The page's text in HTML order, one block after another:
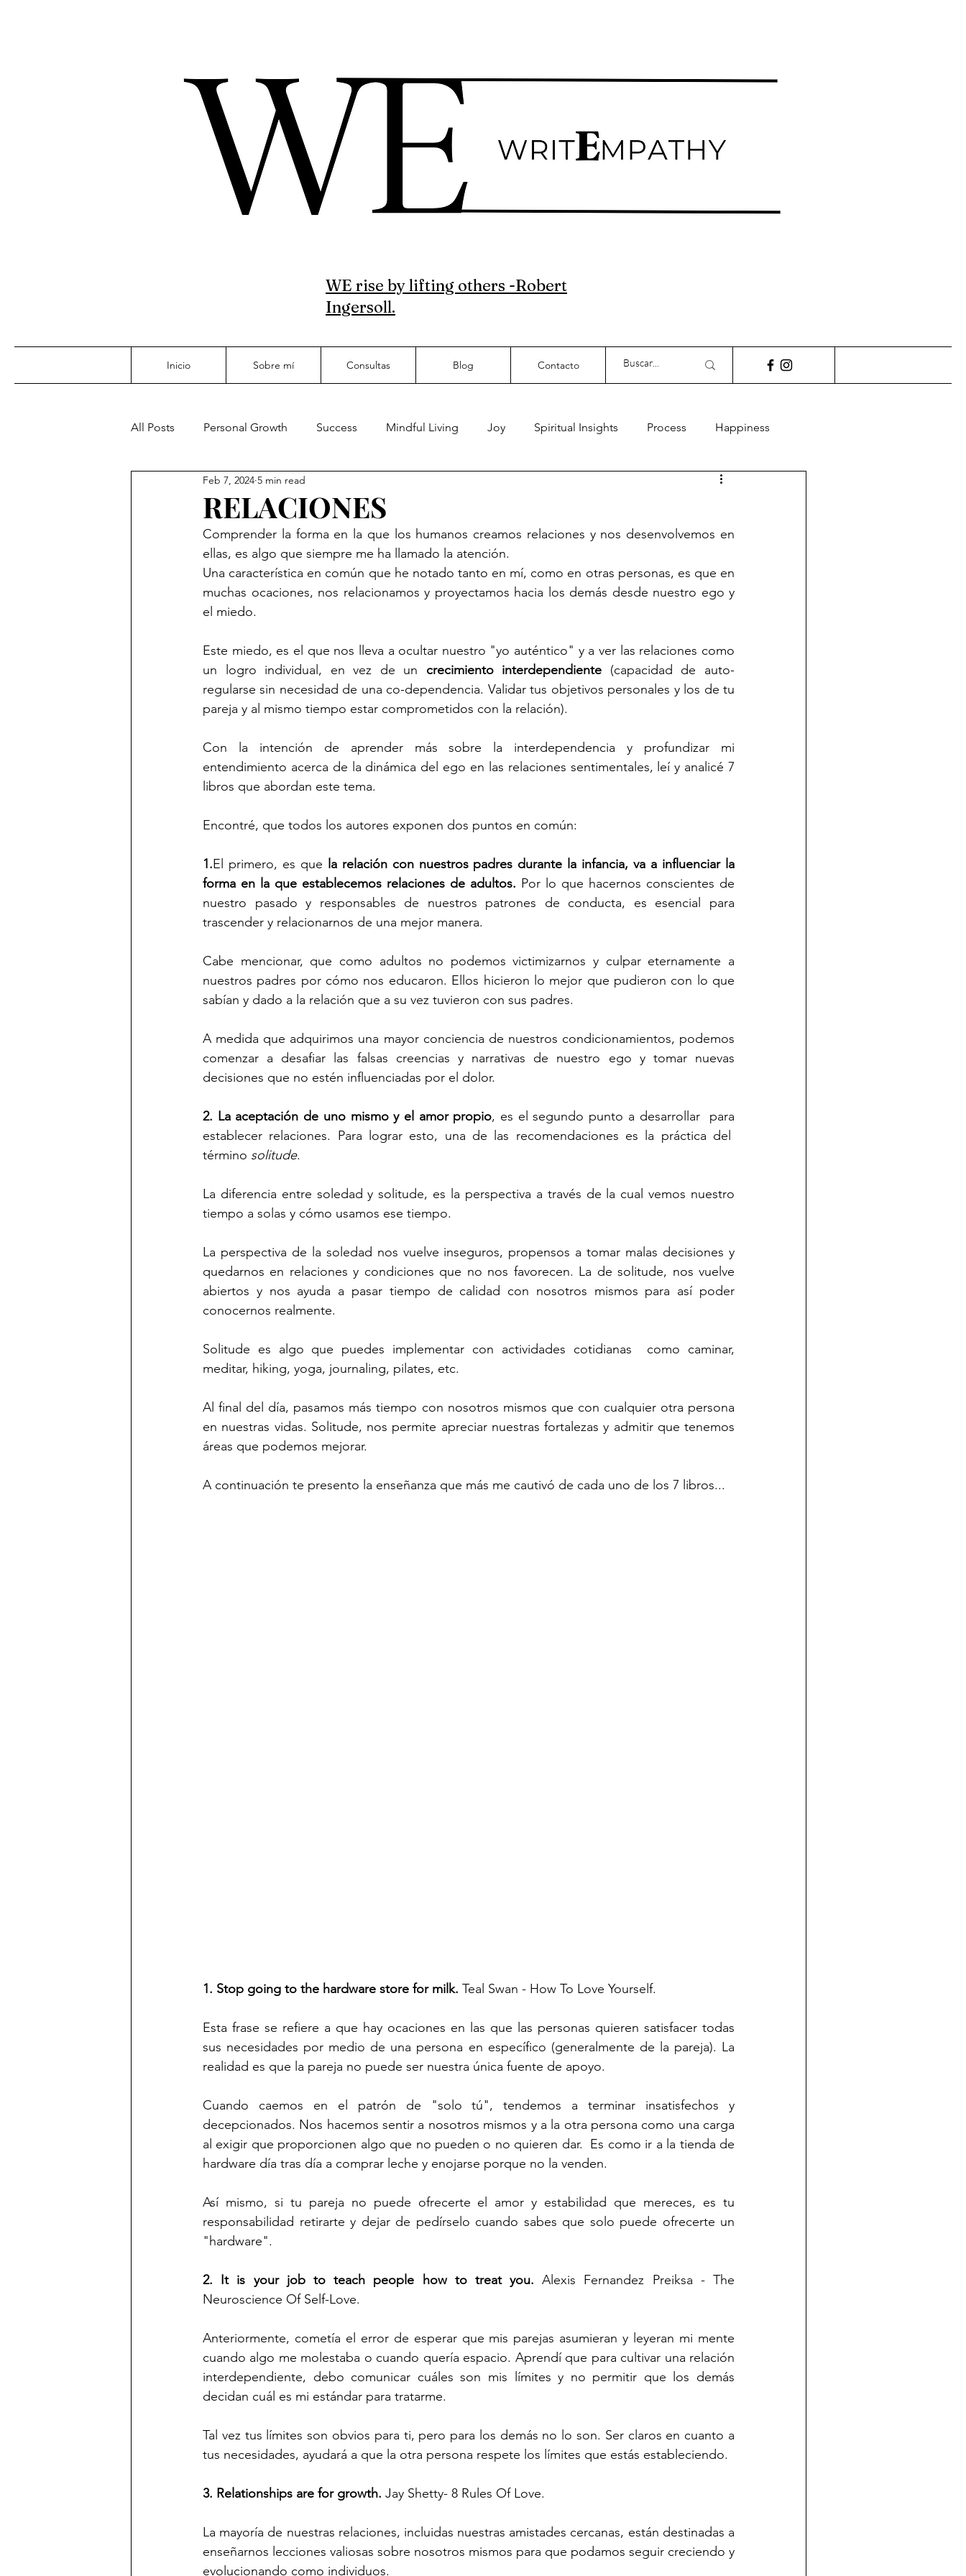
WE rise by lifting others -Robert
Ingersoll.
Inicio Sobre mí Consultas Blog Contacto
All Posts Personal Growth Success Mindful Living Joy Spiritual Insights Process Happiness
Relationships Love
Acceptance Life Death Peace Ego Boundaries Suffering Perdon
RELACIONES
Feb 7, 2024 5 min read
Comprender la forma en la que los humanos creamos relaciones y nos desenvolvemos en
ellas, es algo que siempre me ha llamado la atención.
Una característica en común que he notado tanto en mí, como en otras personas, es que en
muchas ocaciones, nos relacionamos y proyectamos hacia los demás desde nuestro ego y
el miedo.
Este miedo, es el que nos lleva a ocultar nuestro "yo auténtico" y a ver las relaciones como
un logro individual, en vez de un crecimiento interdependiente (capacidad de auto-
regularse sin necesidad de una co-dependencia. Validar tus objetivos personales y los de tu
pareja y al mismo tiempo estar comprometidos con la relación).
Con la intención de aprender más sobre la interdependencia y profundizar mi
entendimiento acerca de la dinámica del ego en las relaciones sentimentales, leí y analicé 7
libros que abordan este tema.
Encontré, que todos los autores exponen dos puntos en común:
1.El primero, es que la relación con nuestros padres durante la infancia, va a influenciar la
forma en la que establecemos relaciones de adultos. Por lo que hacernos conscientes de
nuestro pasado y responsables de nuestros patrones de conducta, es esencial para
trascender y relacionarnos de una mejor manera.
Cabe mencionar, que como adultos no podemos victimizarnos y culpar eternamente a
nuestros padres por cómo nos educaron. Ellos hicieron lo mejor que pudieron con lo que
sabían y dado a la relación que a su vez tuvieron con sus padres.
A medida que adquirimos una mayor conciencia de nuestros condicionamientos, podemos
comenzar a desafiar las falsas creencias y narrativas de nuestro ego y tomar nuevas
decisiones que no estén influenciadas por el dolor.
2. La aceptación de uno mismo y el amor propio, es el segundo punto a desarrollar  para
establecer relaciones. Para lograr esto, una de las recomendaciones es la práctica del
término solitude.
La diferencia entre soledad y solitude, es la perspectiva a través de la cual vemos nuestro
tiempo a solas y cómo usamos ese tiempo.
La perspectiva de la soledad nos vuelve inseguros, propensos a tomar malas decisiones y
quedarnos en relaciones y condiciones que no nos favorecen. La de solitude, nos vuelve
abiertos y nos ayuda a pasar tiempo de calidad con nosotros mismos para así poder
conocernos realmente.
Solitude es algo que puedes implementar con actividades cotidianas  como caminar,
meditar, hiking, yoga, journaling, pilates, etc.
Al final del día, pasamos más tiempo con nosotros mismos que con cualquier otra persona
en nuestras vidas. Solitude, nos permite apreciar nuestras fortalezas y admitir que tenemos
áreas que podemos mejorar.
A continuación te presento la enseñanza que más me cautivó de cada uno de los 7 libros...
1. Stop going to the hardware store for milk. Teal Swan - How To Love Yourself.
Esta frase se refiere a que hay ocaciones en las que las personas quieren satisfacer todas
sus necesidades por medio de una persona en específico (generalmente de la pareja). La
realidad es que la pareja no puede ser nuestra única fuente de apoyo.
Cuando caemos en el patrón de "solo tú", tendemos a terminar insatisfechos y
decepcionados. Nos hacemos sentir a nosotros mismos y a la otra persona como una carga
al exigir que proporcionen algo que no pueden o no quieren dar.  Es como ir a la tienda de
hardware día tras día a comprar leche y enojarse porque no la venden.
Así mismo, si tu pareja no puede ofrecerte el amor y estabilidad que mereces, es tu
responsabilidad retirarte y dejar de pedírselo cuando sabes que solo puede ofrecerte un
"hardware".
2. It is your job to teach people how to treat you. Alexis Fernandez Preiksa - The
Neuroscience Of Self-Love.
Anteriormente, cometía el error de esperar que mis parejas asumieran y leyeran mi mente
cuando algo me molestaba o cuando quería espacio. Aprendí que para cultivar una relación
interdependiente, debo comunicar cuáles son mis límites y no permitir que los demás
decidan cuál es mi estándar para tratarme.
Tal vez tus límites son obvios para ti, pero para los demás no lo son. Ser claros en cuanto a
tus necesidades, ayudará a que la otra persona respete los límites que estás estableciendo.
3. Relationships are for growth. Jay Shetty- 8 Rules Of Love.
La mayoría de nuestras relaciones, incluidas nuestras amistades cercanas, están destinadas a
enseñarnos lecciones valiosas sobre nosotros mismos para que podamos seguir creciendo y
evolucionando como individuos.